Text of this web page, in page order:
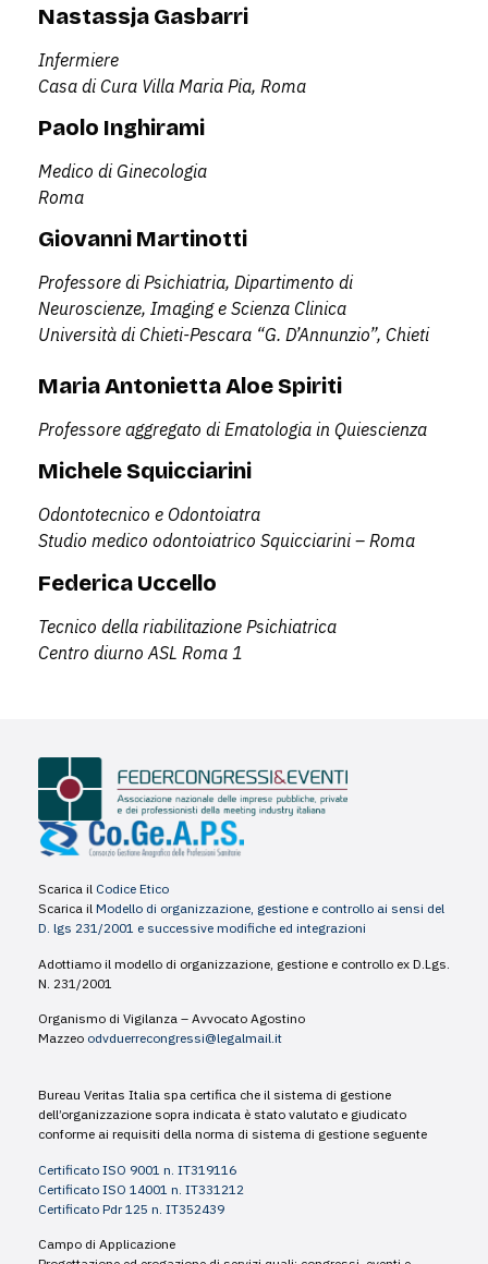
Nastassja Gasbarri
Infermiere
Casa di Cura Villa Maria Pia, Roma
Paolo Inghirami
Medico di Ginecologia
Roma
Giovanni Martinotti
Professore di Psichiatria, Dipartimento di
Neuroscienze, Imaging e Scienza Clinica
Università di Chieti-Pescara “G. D’Annunzio”, Chieti
Maria Antonietta Aloe Spiriti
Professore aggregato di Ematologia in Quiescienza
Michele Squicciarini
Odontotecnico e Odontoiatra
Studio medico odontoiatrico Squicciarini – Roma
Federica Uccello
Tecnico della riabilitazione Psichiatrica
Centro diurno ASL Roma 1
Scarica il Codice Etico
Scarica il Modello di organizzazione, gestione e controllo ai sensi del
D. lgs 231/2001 e successive modifiche ed integrazioni
Adottiamo il modello di organizzazione, gestione e controllo ex D.Lgs.
N. 231/2001
Organismo di Vigilanza – Avvocato Agostino
Mazzeo odvduerrecongressi@legalmail.it
Bureau Veritas Italia spa certifica che il sistema di gestione
dell’organizzazione sopra indicata è stato valutato e giudicato
conforme ai requisiti della norma di sistema di gestione seguente
Certificato ISO 9001 n. IT319116
Certificato ISO 14001 n. IT331212
Certificato Pdr 125 n. IT352439
Campo di Applicazione